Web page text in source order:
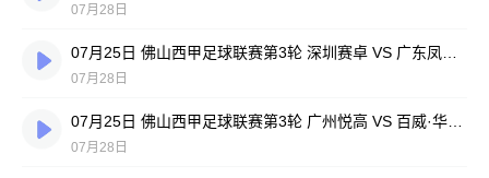
07月28日
07月28日
07月28日